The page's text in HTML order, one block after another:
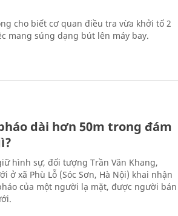
cho biết cơ quan điều tra vừa khởi tố 2
mang súng dạng bút lên máy bay.
dài hơn 50m trong đám
hình sự, đối tượng Trần Văn Khang,
ở xã Phù Lỗ (Sóc Sơn, Hà Nội) khai nhận
của một người lạ mặt, được người bán